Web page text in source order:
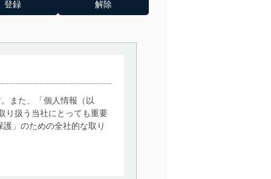
また、「個人情報（以
り扱う当社にとっても重要
」のための全社的な取り